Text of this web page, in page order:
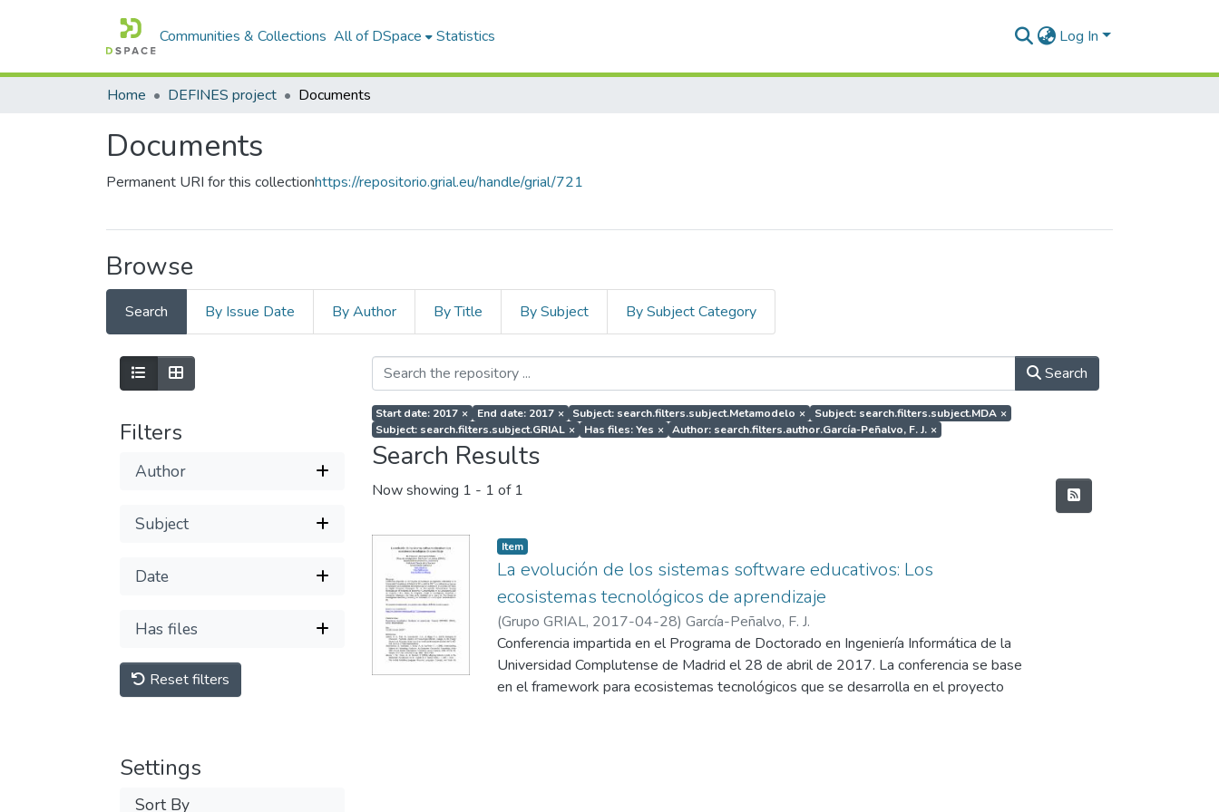
Communities & Collections All of DSpace Statistics Log In
Home DEFINES project Documents
Documents
Permanent URI for this collectionhttps://repositorio.grial.eu/handle/grial/721
Browse
Search By Issue Date By Author By Title By Subject By Subject Category
Filters
Author
Subject
Date
Has files
Reset filters
Settings
Sort By
Search
Start date: 2017 × End date: 2017 × Subject: search.filters.subject.Metamodelo × Subject: search.filters.subject.MDA ×
Subject: search.filters.subject.GRIAL × Has files: Yes × Author: search.filters.author.García-Peñalvo, F. J. ×
Search Results
Now showing 1 - 1 of 1
Item
La evolución de los sistemas software educativos: Los
ecosistemas tecnológicos de aprendizaje
(Grupo GRIAL, 2017-04-28)García-Peñalvo, F. J.
Conferencia impartida en el Programa de Doctorado en Ingeniería Informática de la
Universidad Complutense de Madrid el 28 de abril de 2017. La conferencia se base
en el framework para ecosistemas tecnológicos que se desarrolla en el proyecto